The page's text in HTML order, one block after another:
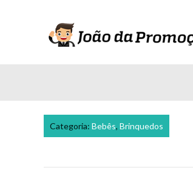
Categoria: Bebês, Brinquedos